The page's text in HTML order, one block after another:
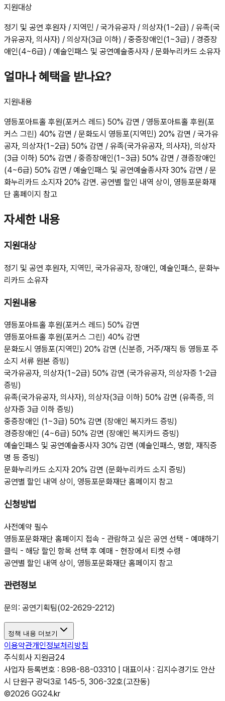
지원대상
정기 및 공연 후원자 / 지역민 / 국가유공자 / 의상자(1~2급) / 유족(국
가유공자, 의사자) / 의상자(3급 이하) / 중증장애인(1~3급) / 경증장
애인(4~6급) / 예술인패스 및 공연예술종사자 / 문화누리카드 소유자
얼마나 혜택을 받나요?
지원내용
영등포아트홀 후원(포커스 레드) 50% 감면 / 영등포아트홀 후원(포
커스 그린) 40% 감면 / 문화도시 영등포(지역민) 20% 감면 / 국가유
공자, 의상자(1~2급) 50% 감면 / 유족(국가유공자, 의사자), 의상자
(3급 이하) 50% 감면 / 중증장애인(1~3급) 50% 감면 / 경증장애인
(4~6급) 50% 감면 / 예술인패스 및 공연예술종사자 30% 감면 / 문
화누리카드 소지자 20% 감면. 공연별 할인 내역 상이, 영등포문화재
단 홈페이지 참고
자세한 내용
지원대상
정기 및 공연 후원자, 지역민, 국가유공자, 장애인, 예술인패스, 문화누
리카드 소유자
지원내용
영등포아트홀 후원(포커스 레드) 50% 감면
영등포아트홀 후원(포커스 그린) 40% 감면
문화도시 영등포(지역민) 20% 감면 (신분증, 거주/재직 등 영등포 주
소지 서류 원본 증빙)
국가유공자, 의상자(1~2급) 50% 감면 (국가유공자, 의상자증 1-2급
증빙)
유족(국가유공자, 의사자), 의상자(3급 이하) 50% 감면 (유족증, 의
상자증 3급 이하 증빙)
중증장애인 (1~3급) 50% 감면 (장애인 복지카드 증빙)
경증장애인 (4~6급) 50% 감면 (장애인 복지카드 증빙)
예술인패스 및 공연예술종사자 30% 감면 (예술인패스, 명함, 재직증
명 등 증빙)
문화누리카드 소지자 20% 감면 (문화누리카드 소지 증빙)
공연별 할인 내역 상이, 영등포문화재단 홈페이지 참고
신청방법
사전예약 필수
영등포문화재단 홈페이지 접속 - 관람하고 싶은 공연 선택 - 예매하기
클릭 - 해당 할인 항목 선택 후 예매 - 현장에서 티켓 수령
공연별 할인 내역 상이, 영등포문화재단 홈페이지 참고
관련정보
문의: 공연기획팀(02-2629-2212)
정책 내용 더보기
이용약관개인정보처리방침
주식회사 지원금24
사업자 등록번호 : 898-88-03310 | 대표이사 : 김지수경기도 안산
시 단원구 광덕3로 145-5, 306-32호(고잔동)
©2026 GG24.kr